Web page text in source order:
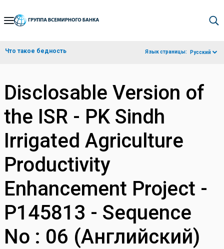
Skip
Navigation
Что такое бедность Язык страницы: Русский
Disclosable Version of
the ISR - PK Sindh
Irrigated Agriculture
Productivity
Enhancement Project -
P145813 - Sequence
No : 06 (Английский)